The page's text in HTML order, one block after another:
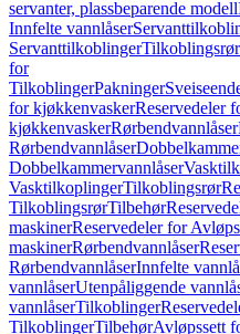
servanter, plassbeparende modell
Innfelte vannlåser
ServanttilkoblingerTilkoblingsrør
for
TilkoblingerPakninger
for kjøkkenvaskerReservedeler
kjøkkenvaskerRørbendvannlåser
Rørbendvannlåser
Dobbelkammervannlåser
VasktilkoplingerTilkoblingsrør
TilkoblingsrørTilbehør
maskinerReservedeler for
maskinerRørbendvannlåser
RørbendvannlåserInnfelte
vannlåserUtenpåliggende
vannlåserTilkoblinger
TilkoblingerTilbehørAvløpssett